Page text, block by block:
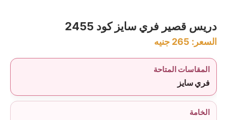
دريس قصير فري سايز كود 2455
السعر: 265 جنيه
المقاسات المتاحة
فري سايز
الخامة